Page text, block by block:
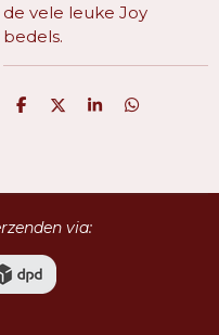
de vele leuke Joy
bedels.
D
D
S
D
via: